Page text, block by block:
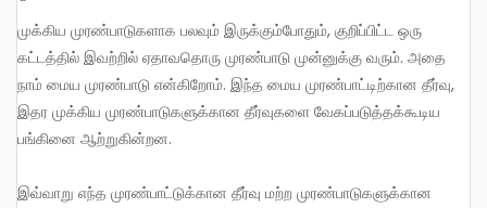
முக்கிய முரண்பாடுகளாக பலவும் இருக்கும்போதும், குறிப்பிட்ட ஒரு
கட்டத்தில் இவற்றில் ஏதாவதொரு முரண்பாடு முன்னுக்கு வரும். அதை
நாம் மைய முரண்பாடு என்கிறோம். இந்த மைய முரண்பாட்டிற்கான தீர்வு,
இதர முக்கிய முரண்பாடுகளுக்கான தீர்வுகளை வேகப்படுத்தக்கூடிய
பங்கினை ஆற்றுகின்றன.
இவ்வாறு எந்த முரண்பாட்டுக்கான தீர்வு மற்ற முரண்பாடுகளுக்கான